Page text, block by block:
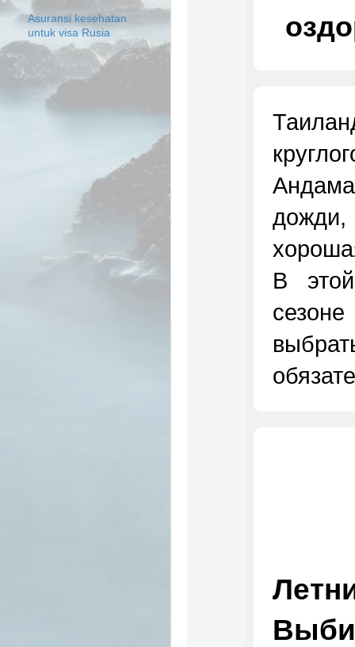
В
Asuransi kesehatan
untuk visa Rusia